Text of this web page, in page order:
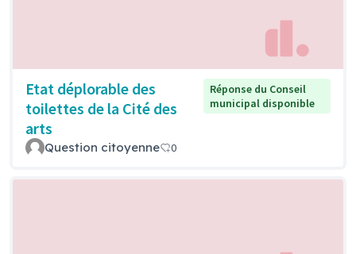
Etat déplorable des
toilettes de la Cité des
arts
Réponse du Conseil
municipal disponible
Question citoyenne 0